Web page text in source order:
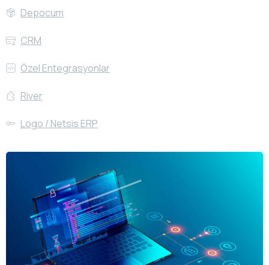
Depocum
CRM
Özel Entegrasyonlar
River
Logo / Netsis ERP